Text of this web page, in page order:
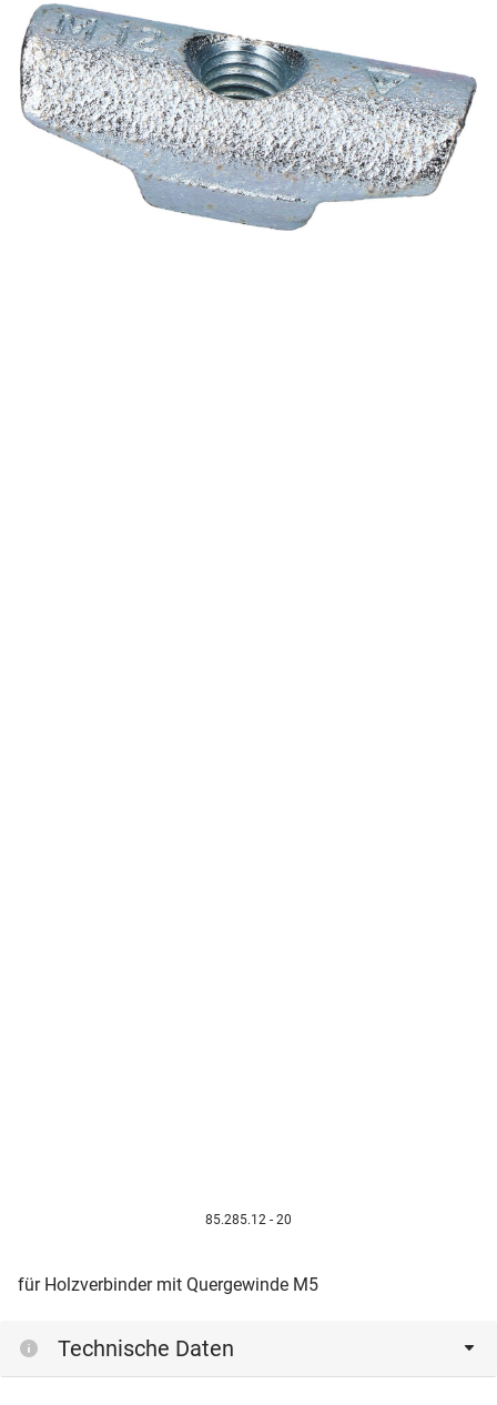
85.285.12 - 20
für Holzverbinder mit Quergewinde M5
Technische Daten